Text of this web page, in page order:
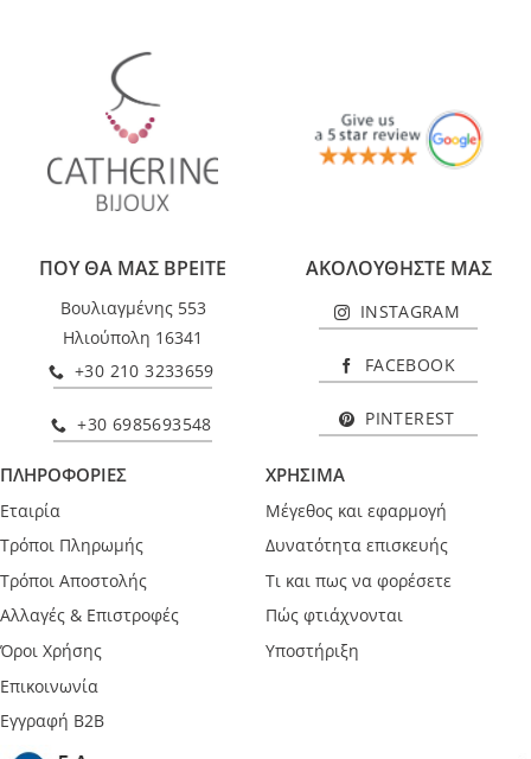
ΠΟΥ ΘΑ ΜΑΣ ΒΡΕΙΤΕ
Βουλιαγμένης 553
Ηλιούπολη 16341
+30 210 3233659
+30 6985693548
ΑΚΟΛΟΥΘΗΣΤΕ ΜΑΣ
INSTAGRAM
FACEBOOK
PINTEREST
ΠΛΗΡΟΦΟΡΙΕΣ
Εταιρία
Τρόποι Πληρωμής
Τρόποι Αποστολής
Αλλαγές & Επιστροφές
Όροι Χρήσης
Επικοινωνία
Εγγραφή B2B
ΧΡΗΣΙΜΑ
Μέγεθος και εφαρμογή
Δυνατότητα επισκευής
Τι και πως να φορέσετε
Πώς φτιάχνονται
Υποστήριξη